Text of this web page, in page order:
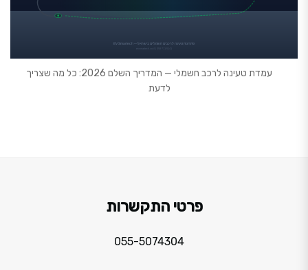
עמדת טעינה לרכב חשמלי — המדריך השלם 2026: כל מה שצריך
לדעת
פרטי התקשרות
055-5074304